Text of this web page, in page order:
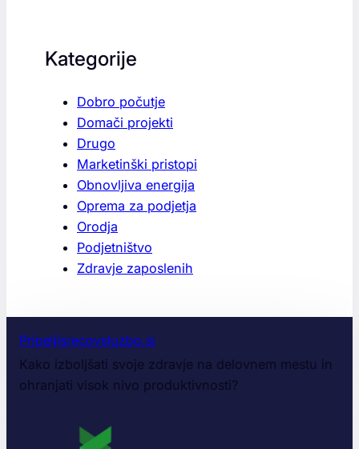
Kategorije
Dobro počutje
Domači projekti
Drugo
Marketinški pristopi
Obnovljiva energija
Oprema za podjetja
Orodja
Podjetništvo
Zdravje zaposlenih
Pripeljisrecovsluzbo.si
Kako izboljšati svoje zdravje na delovnem mestu in
ohranjati visok nivo produktivnosti?